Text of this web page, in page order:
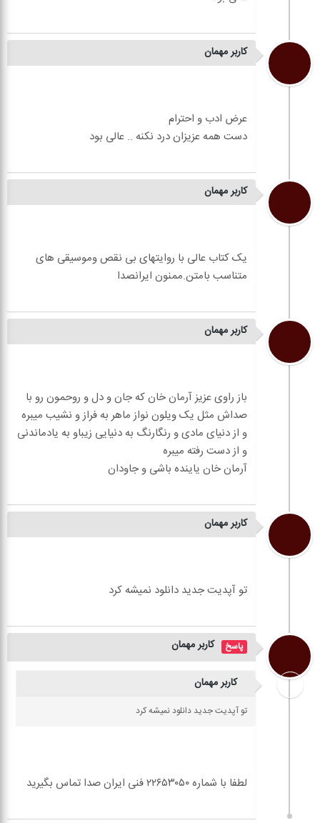
کاربر مهمان
کاربر مهمان
یک کتاب عالی با روایتهای بی نقص وموسیقی های
کاربر مهمان
باز راوی عزیز آرمان خان که جان و دل و روحمون رو با
صداش مثل یک ویلون نواز ماهر به فراز و نشیب میبره
و از دنیای مادی و رنگارنگ به دنیایی زیباو به یادماندنی
کاربر مهمان
کاربر مهمان
کاربر مهمان
تو آپديت جديد دانلود نميشه کرد